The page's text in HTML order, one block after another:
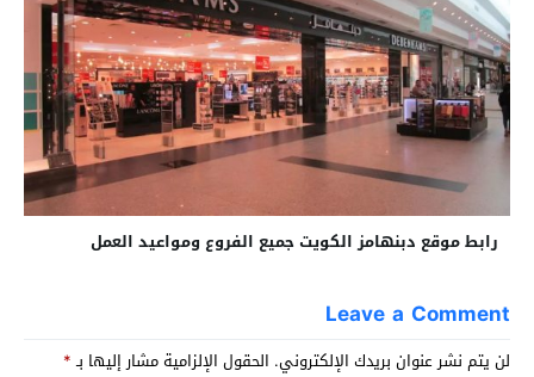
رابط موقع دبنهامز الكويت جميع الفروع ومواعيد العمل
Leave a Comment
لن يتم نشر عنوان بريدك الإلكتروني. الحقول الإلزامية مشار إليها بـ*